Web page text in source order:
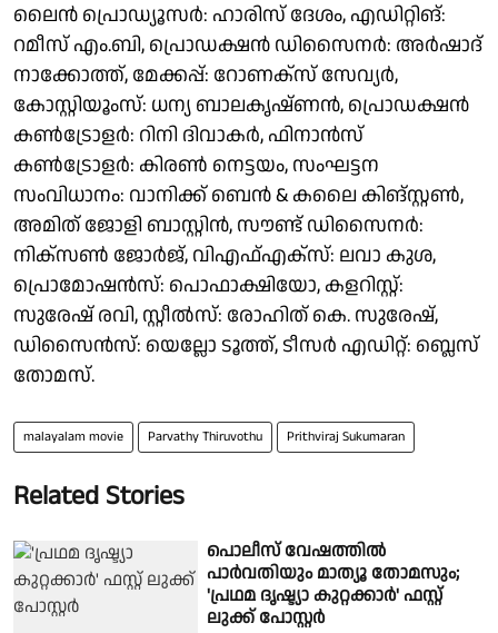
ലൈൻ പ്രൊഡ്യൂസർ: ഹാരിസ് ദേശം, എഡിറ്റിങ്:
റമീസ് എം.ബി, പ്രൊഡക്ഷൻ ഡിസൈനർ: അർഷാദ്
നാക്കോത്ത്, മേക്കപ്പ്: റോണക്‌സ് സേവ്യർ,
കോസ്റ്റിയൂംസ്: ധന്യ ബാലകൃഷ്ണൻ, പ്രൊഡക്ഷൻ
കൺട്രോളർ: റിനി ദിവാകർ, ഫിനാൻസ്
കൺട്രോളർ: കിരൺ നെട്ടയം, സംഘട്ടന
സംവിധാനം: വാനിക്ക് ബെൻ & കലൈ കിങ്സ്റ്റൺ,
അമിത് ജോളി ബാസ്റ്റിൻ, സൗണ്ട് ഡിസൈനർ:
നിക്‌സൺ ജോർജ്, വിഎഫ്എക്‌സ്: ലവാ കുശ,
പ്രൊമോഷൻസ്: പൊഫാക്ഷിയോ, കളറിസ്റ്റ്:
സുരേഷ് രവി, സ്റ്റീൽസ്: രോഹിത് കെ. സുരേഷ്,
ഡിസൈൻസ്: യെല്ലോ ടൂത്ത്, ടീസർ എഡിറ്റ്: ബ്ലെസ്
തോമസ്.
malayalam movie Parvathy Thiruvothu Prithviraj Sukumaran
Related Stories
പൊലീസ് വേഷത്തിൽ
പാർവതിയും മാത്യൂ തോമസും;
'പ്രഥമ ദൃഷ്ട്യാ കുറ്റക്കാർ' ഫസ്റ്റ്
ലുക്ക് പോസ്റ്റർ